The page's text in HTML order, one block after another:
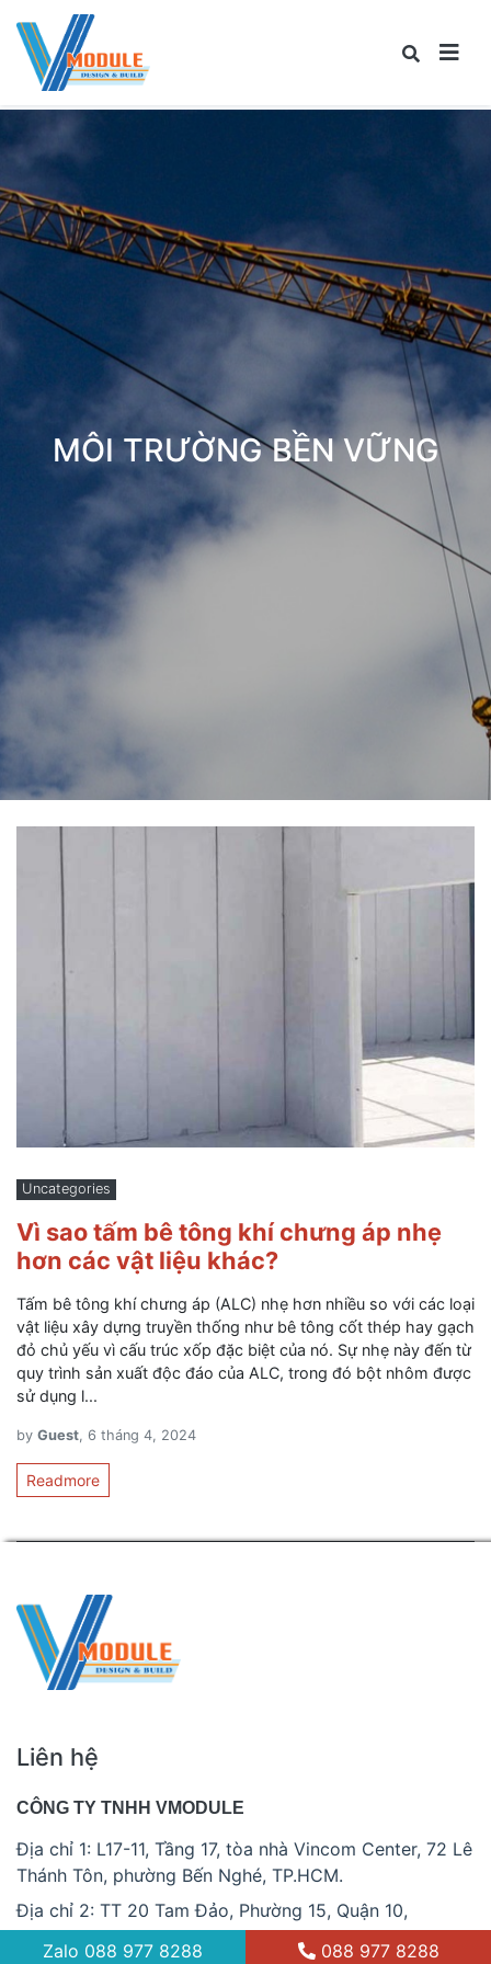
MÔI TRƯỜNG BỀN VỮNG
Uncategories
Vì sao tấm bê tông khí chưng áp nhẹ
hơn các vật liệu khác?
Tấm bê tông khí chưng áp (ALC) nhẹ hơn nhiều so với các loại
vật liệu xây dựng truyền thống như bê tông cốt thép hay gạch
đỏ chủ yếu vì cấu trúc xốp đặc biệt của nó. Sự nhẹ này đến từ
quy trình sản xuất độc đáo của ALC, trong đó bột nhôm được
sử dụng l...
by Guest, 6 tháng 4, 2024
Readmore
Liên hệ
CÔNG TY TNHH VMODULE
Địa chỉ 1: L17-11, Tầng 17, tòa nhà Vincom Center, 72 Lê
Thánh Tôn, phường Bến Nghé, TP.HCM.
Địa chỉ 2: TT 20 Tam Đảo, Phường 15, Quận 10,
TP.HCM.
Zalo 088 977 8288 088 977 8288